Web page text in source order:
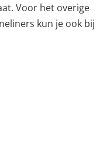
Voor het overige
kun je ook bij